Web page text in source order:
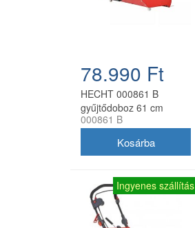
78.990 Ft
HECHT 000861 B
gyűjtődoboz 61 cm
seprőgéphez (H8616,
000861 B
Ingyenes szállítás